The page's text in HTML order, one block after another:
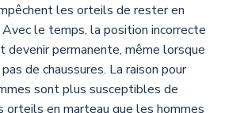
les orteils de rester en
le temps, la position incorrecte
devenir permanente, même lorsque
de chaussures. La raison pour
sont plus susceptibles de
orteils en marteau que les hommes